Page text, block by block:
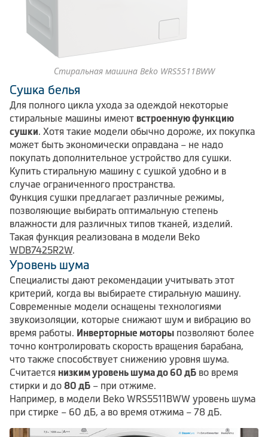
Стиральная машина Beko WRS5511BWW
Сушка белья
Для полного цикла ухода за одеждой некоторые
стиральные машины имеют встроенную функцию
сушки. Хотя такие модели обычно дороже, их покупка
может быть экономически оправдана – не надо
покупать дополнительное устройство для сушки.
Купить стиральную машину с сушкой удобно и в
случае ограниченного пространства.
Функция сушки предлагает различные режимы,
позволяющие выбирать оптимальную степень
влажности для различных типов тканей, изделий.
Такая функция реализована в модели Beko
WDB7425R2W.
Уровень шума
Специалисты дают рекомендации учитывать этот
критерий, когда вы выбираете стиральную машину.
Современные модели оснащены технологиями
звукоизоляции, которые снижают шум и вибрацию во
время работы. Инверторные моторы позволяют более
точно контролировать скорость вращения барабана,
что также способствует снижению уровня шума.
Считается низким уровень шума до 60 дБ во время
стирки и до 80 дБ – при отжиме.
Например, в модели Beko WRS5511BWW уровень шума
при стирке – 60 дБ, а во время отжима – 78 дБ.